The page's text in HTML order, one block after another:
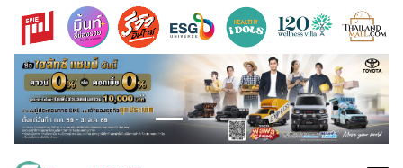
Skip
content
Search
for: